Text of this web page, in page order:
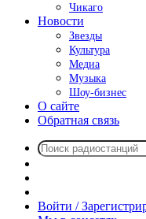
Чикаго
Новости
Звезды
Культура
Медиа
Музыка
Шоу-бизнес
О сайте
Обратная связь
радио
Войти /